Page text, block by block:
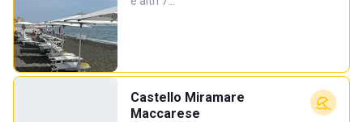
Castello Miramare
Maccarese